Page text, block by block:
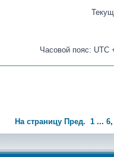
Часовой пояс: UTC
На страницу Пред. 1 ... 6,